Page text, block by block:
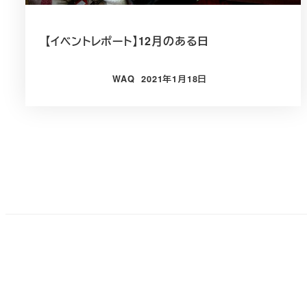
【イベントレポート】12月のある日
WAQ 投稿日
2021年1月18日